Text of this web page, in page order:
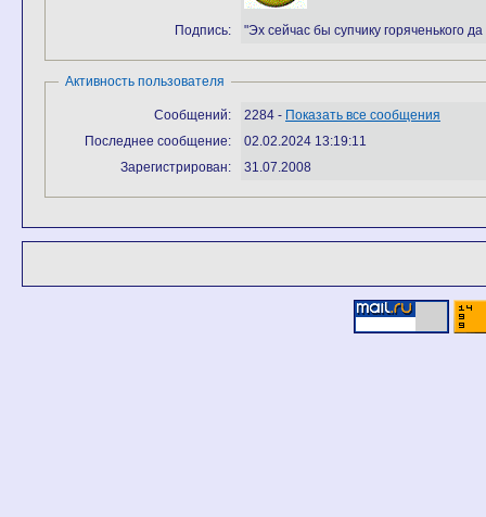
Подпись: "Эх сейчас бы супчику горяченького
Активность пользователя
Сообщений: 2284 - Показать все сообщения
Последнее сообщение:
02.02.2024 13:19:11
Зарегистрирован:
31.07.2008